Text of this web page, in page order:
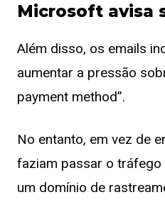
Microsoft avisa
Além disso, os emails
aumentar a pressão
payment method”.
No entanto, em vez de
faziam passar o tráfego
um domínio de